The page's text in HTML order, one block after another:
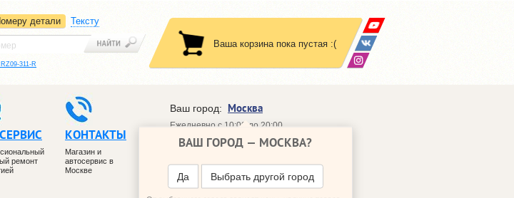
детали Тексту
311-R
Ваша корзина пока пустая :(
ремонт
КОНТАКТЫ
Магазин и
автосервис в
Москве
Ваш город: Москва
ВАШ ГОРОД — МОСКВА?
Да Выбрать другой город
Ежедневно с 10:00 до 20:00
+7 (495) 648-64-30
ПЕРЕЗВОНИТЬ МНЕ